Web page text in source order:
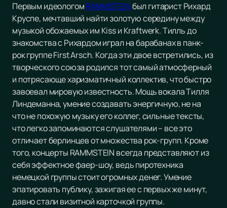
Первым идеологомRAMMSTEINбыл гитарист Рихард
Круспе, мечтавший найти золотую середину между
музыкой обожаемых им Kiss и Kraftwerk. Тилль до
знакомства с Рихардом играл на барабанах в панк-
рок группе First Arsch. Когда эти двое встретились, из
творческого союза родился тот самый атмосферный
и потрясающе харизматичный коллектив, что быстро
завоевал мировую известность. Мощь вокала Тилля
Линдеманна, умение создавать энергичную, не на
что не похожую музыку его коллег, сильные тексты,
что легко запоминаются слушателями – все это
отличает берлинцев от множества рок-групп. Кроме
того, концерты RAMMSTEIN всегда представляют из
себя эффектное фаер-шоу, ведь пиротехника
немецкой группы стоит огромных денег. Умение
эпатировать публику, зажигая ее с первых же минут,
давно стали визитной карточкой группы.